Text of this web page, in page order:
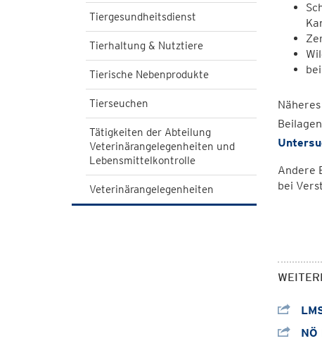
Tiergesundheitsdienst
Tierhaltung & Nutztiere
Tierische Nebenprodukte
Tierseuchen
Tätigkeiten der Abteilung
Veterinärangelegenheiten und
Lebensmittelkontrolle
Veterinärangelegenheiten
Andere
bei